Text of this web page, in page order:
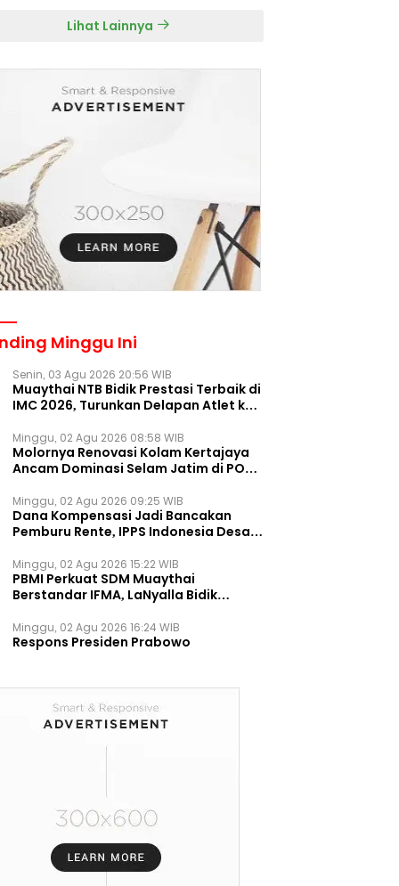
Lihat Lainnya
Minggu Ini
Senin, 03 Agu 2026 20:56 WIB
Muaythai NTB Bidik Prestasi Terbaik di
IMC 2026, Turunkan Delapan Atlet ke
Minggu, 02 Agu 2026 08:58 WIB
Molornya Renovasi Kolam Kertajaya
Ancam Dominasi Selam Jatim di PON
Minggu, 02 Agu 2026 09:25 WIB
Dana Kompensasi Jadi Bancakan
Pemburu Rente, IPPS Indonesia Desak
Permanen
Minggu, 02 Agu 2026 15:22 WIB
PBMI Perkuat SDM Muaythai
Berstandar IFMA, LaNyalla Bidik
Minggu, 02 Agu 2026 16:24 WIB
Respons Presiden Prabowo